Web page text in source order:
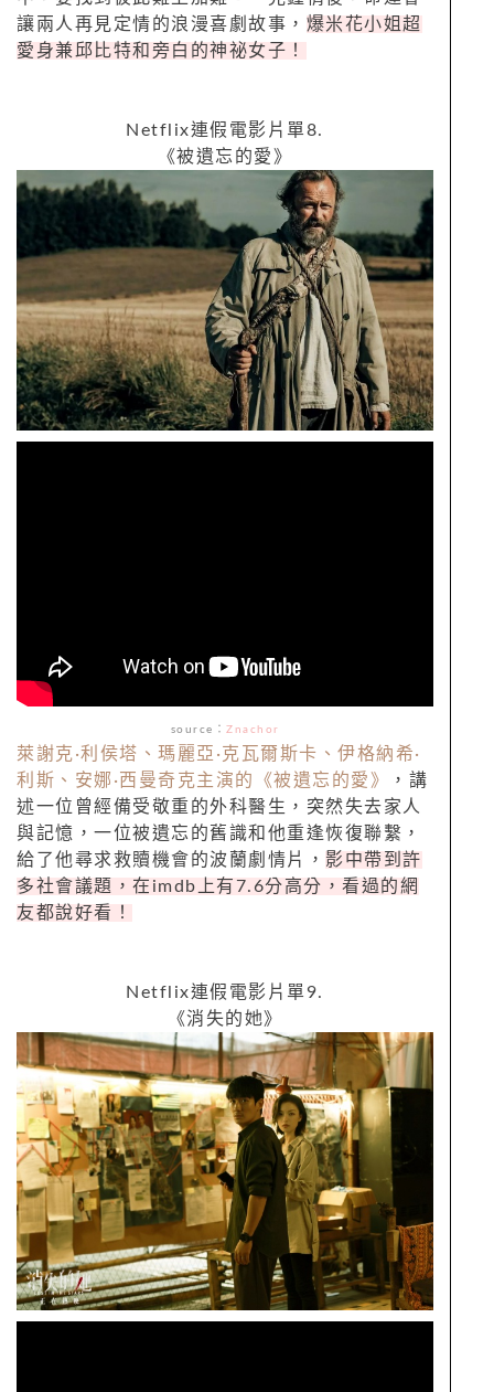
讓兩人再見定情的浪漫喜劇故事， 爆米花小姐超
愛身兼邱比特和旁白的神祕女子！
Netflix連假電影片單8.
《被遺忘的愛》
source ： Znachor
萊謝克·利侯塔、瑪麗亞 · 克瓦爾斯卡、伊格納希·
利斯、安娜 ·西曼奇克主演的《被遺忘的愛》
，講
述一位曾經備受敬重的外科醫生，突然失去家人
與記憶，一位被遺忘的舊識和他重逢恢復聯繫，
給了他尋求救贖機會的波蘭劇情片， 影中帶到許
多社會議題，在 imdb上有7.6分高分，看過的網
友都說好看！
Netflix連假電影片單9.
《消失的她》